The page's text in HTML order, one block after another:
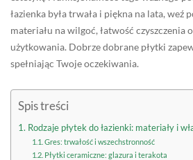
łazienka była trwała i piękna na lata, weź
materiału na wilgoć, łatwość czyszczenia
użytkowania. Dobrze dobrane płytki
spełniając Twoje oczekiwania.
Spis treści
Rodzaje płytek do łazienki: materiały i
Gres: trwałość i wszechstronność
Płytki ceramiczne: glazura i terakota